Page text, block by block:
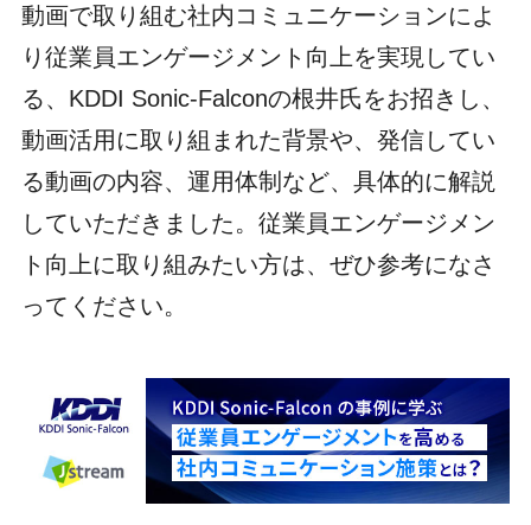
動画で取り組む社内コミュニケーションによ
り従業員エンゲージメント向上を実現してい
る、KDDI Sonic-Falconの根井氏をお招きし、
動画活用に取り組まれた背景や、発信してい
る動画の内容、運用体制など、具体的に解説
していただきました。従業員エンゲージメン
ト向上に取り組みたい方は、ぜひ参考になさ
ってください。